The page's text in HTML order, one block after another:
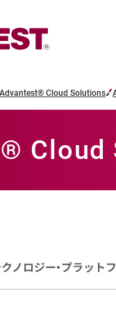
Advantest® Cloud Solutions
Cloud
ノロジー・プラット